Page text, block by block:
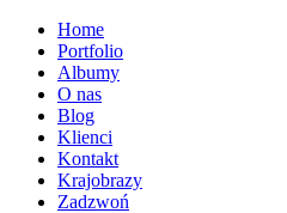
Home
Portfolio
Albumy
O nas
Blog
Klienci
Kontakt
Krajobrazy
Zadzwoń